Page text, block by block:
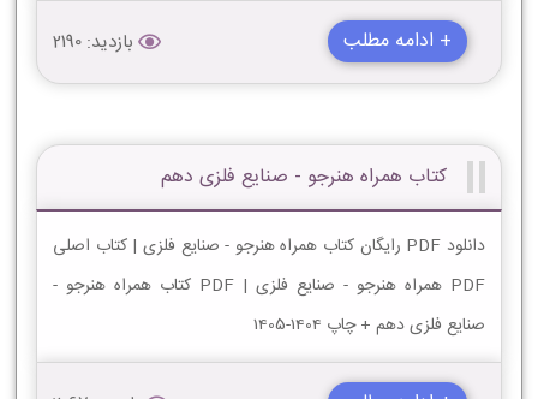
+ ادامه مطلب بازدید: 2190
کتاب همراه هنرجو - صنایع فلزی دهم
دانلود PDF رایگان کتاب همراه هنرجو - صنایع فلزی | کتاب اصلی
PDF همراه هنرجو - صنایع فلزی | PDF کتاب همراه هنرجو -
صنایع فلزی دهم + چاپ 1404-1405